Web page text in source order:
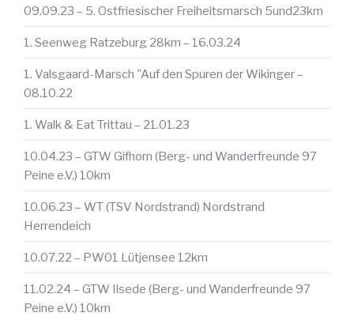
09.09.23 – 5. Ostfriesischer Freiheitsmarsch 5und23km
1. Seenweg Ratzeburg 28km – 16.03.24
1. Valsgaard-Marsch "Auf den Spuren der Wikinger –
08.10.22
1. Walk & Eat Trittau – 21.01.23
10.04.23 – GTW Gifhorn (Berg- und Wanderfreunde 97
Peine e.V.) 10km
10.06.23 – WT (TSV Nordstrand) Nordstrand
Herrendeich
10.07.22 – PW01 Lütjensee 12km
11.02.24 – GTW Ilsede (Berg- und Wanderfreunde 97
Peine e.V.) 10km